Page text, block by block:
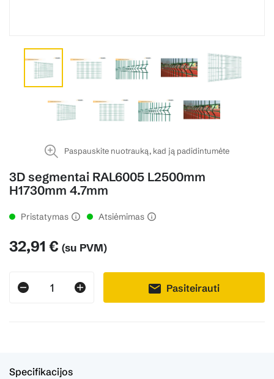
Paspauskite nuotrauką, kad ją padidintumėte
3D segmentai RAL6005 L2500mm
H1730mm 4.7mm
Pristatymas Atsiėmimas
32,91 € (su PVM)
Pasiteirauti
Specifikacijos